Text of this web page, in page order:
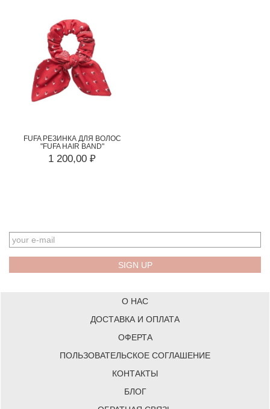
FUFA РЕЗИНКА ДЛЯ ВОЛОС
"FUFA HAIR BAND"
1 200,00 ₽
О НАС
ДОСТАВКА И ОПЛАТА
ОФЕРТА
ПОЛЬЗОВАТЕЛЬСКОЕ СОГЛАШЕНИЕ
КОНТАКТЫ
БЛОГ